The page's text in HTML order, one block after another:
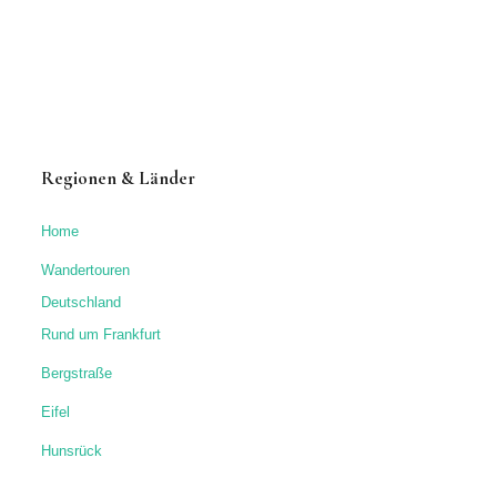
Regionen & Länder
Home
Wandertouren
Deutschland
Rund um Frankfurt
Bergstraße
Eifel
Hunsrück